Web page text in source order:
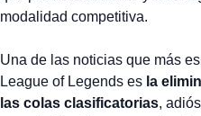
modalidad competitiva.
Una de las noticias que más
League of Legends es la
las colas clasificatorias,